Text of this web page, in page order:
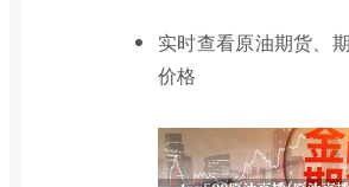
实时查看原油期货、
价格